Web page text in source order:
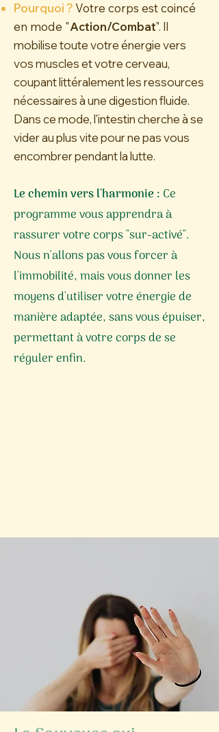
Pourquoi ? Votre corps est coincé
en mode "Action/Combat". Il
mobilise toute votre énergie vers
vos muscles et votre cerveau,
coupant littéralement les ressources
nécessaires à une digestion fluide.
Dans ce mode, l'intestin cherche à se
vider au plus vite pour ne pas vous
encombrer pendant la lutte.
Le chemin vers l'harmonie : Ce
programme vous apprendra à
rassurer votre corps "sur-activé".
Nous n'allons pas vous forcer à
l'immobilité, mais vous donner les
moyens d'utiliser votre énergie de
manière adaptée, sans vous épuiser,
permettant à votre corps de se
réguler enfin.